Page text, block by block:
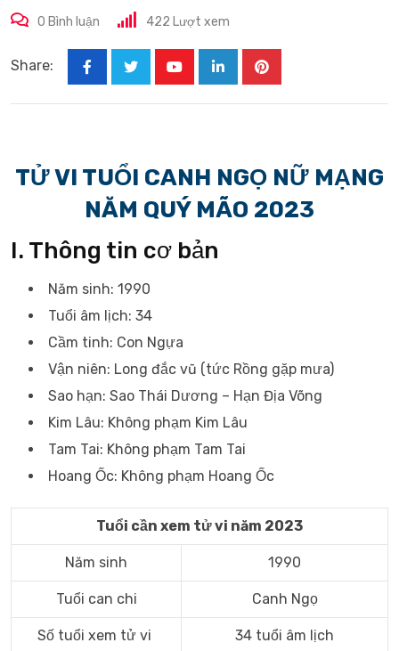
0 Bình luận 422 Lượt xem
Share:
LinkedInPinterest
TỬ VI TUỔI CANH NGỌ NỮ MẠNG
NĂM QUÝ MÃO 2023
I. Thông tin cơ bản
Năm sinh: 1990
Tuổi âm lịch: 34
Cầm tinh: Con Ngựa
Vận niên: Long đắc vũ (tức Rồng gặp mưa)
Sao hạn: Sao Thái Dương – Hạn Địa Võng
Kim Lâu: Không phạm Kim Lâu
Tam Tai: Không phạm Tam Tai
Hoang Ốc: Không phạm Hoang Ốc
Tuổi cần xem tử vi năm 2023
Năm sinh 1990
Tuổi can chi Canh Ngọ
Số tuổi xem tử vi 34 tuổi âm lịch